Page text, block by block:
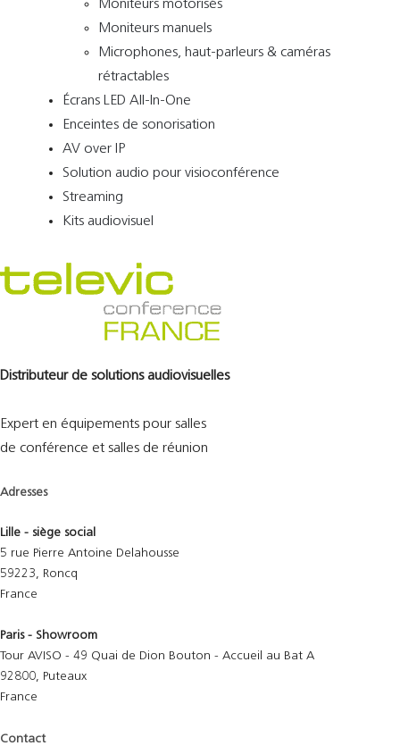
Moniteurs motorisés
Moniteurs manuels
Microphones, haut-parleurs & caméras
rétractables
Écrans LED All-In-One
Enceintes de sonorisation
AV over IP
Solution audio pour visioconférence
Streaming
Kits audiovisuel
Distributeur de solutions audiovisuelles
Expert en équipements pour salles
de conférence et salles de réunion
Adresses
Lille - siège social
5 rue Pierre Antoine Delahousse
59223, Roncq
France
Paris - Showroom
Tour AVISO - 49 Quai de Dion Bouton - Accueil au Bat A
92800, Puteaux
France
Contact